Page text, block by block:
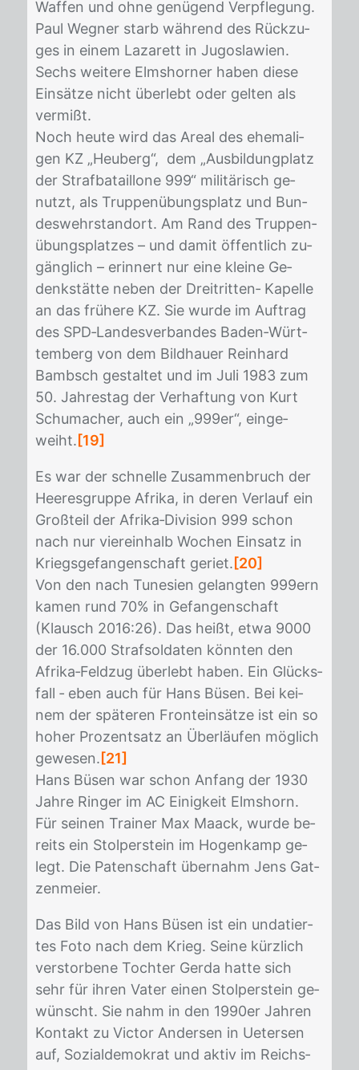
Waf­fen und ohne ge­nü­gend Ver­pfle­gung.
Paul Weg­ner starb wäh­rend des Rück­zu­
ges in ei­nem La­za­rett in Ju­go­sla­wi­en.
Sechs wei­te­re Elms­hor­ner ha­ben die­se
Ein­sät­ze nicht über­lebt oder gel­ten als
ver­mißt.
Noch heu­te wird das Are­al des ehe­ma­li­
gen KZ „Heu­berg“, dem „Aus­bil­dungplatz
der Straf­ba­tail­lo­ne 999“ mi­li­tä­risch ge­
nutzt, als Trup­pen­übungs­platz und Bun­
des­wehr­stand­ort. Am Rand des Trup­pen­
übungs­plat­zes – und da­mit öf­fent­lich zu­
gäng­lich – er­in­nert nur eine klei­ne Ge­
denk­stät­te ne­ben der Drei­trit­ten‐ Ka­pel­le
an das frü­he­re KZ. Sie wur­de im Auf­trag
des SPD‐Lan­des­ver­ban­des Ba­den‐Würt­
tem­berg von dem Bild­hau­er Rein­hard
Bambsch ge­stal­tet und im Juli 1983 zum
50. Jah­res­tag der Ver­haf­tung von Kurt
Schu­ma­cher, auch ein „999er“, ein­ge­
weiht. [19]
Es war der schnel­le Zu­sam­men­bruch der
Hee­res­grup­pe Afri­ka, in de­ren Ver­lauf ein
Groß­teil der Afri­ka‐Di­vi­si­on 999 schon
nach nur vier­ein­halb Wo­chen Ein­satz in
Kriegs­ge­fan­gen­schaft ge­riet. [20]
Von den nach Tu­ne­si­en ge­lang­ten 999ern
ka­men rund 70% in Ge­fan­gen­schaft
(Klausch 2016:26). Das heißt, etwa 9000
der 16.000 Straf­sol­da­ten könn­ten den
Afri­ka‐Feld­zug über­lebt ha­ben. Ein Glücks­
fall ‐ eben auch für Hans Bü­sen. Bei kei­
nem der spä­te­ren Front­ein­sät­ze ist ein so
ho­her Pro­zent­satz an Über­läu­fen mög­lich
ge­we­sen. [21]
Hans Bü­sen war schon An­fang der 1930
Jah­re Rin­ger im AC Ei­nig­keit Elms­horn.
Für sei­nen Trai­ner Max Maack, wur­de be­
reits ein Stol­per­stein im Ho­gen­kamp ge­
legt. Die Pa­ten­schaft über­nahm Jens Gat­
zen­mei­er.
Das Bild von Hans Bü­sen ist ein un­da­tier­
tes Foto nach dem Krieg. Sei­ne kürz­lich
ver­stor­be­ne Toch­ter Ger­da hat­te sich
sehr für ih­ren Va­ter ei­nen Stol­per­stein ge­
wünscht. Sie nahm in den 1990er Jah­ren
Kon­takt zu Vic­tor An­der­sen in Ue­ter­sen
auf, So­zi­al­de­mo­krat und ak­tiv im Reichs­